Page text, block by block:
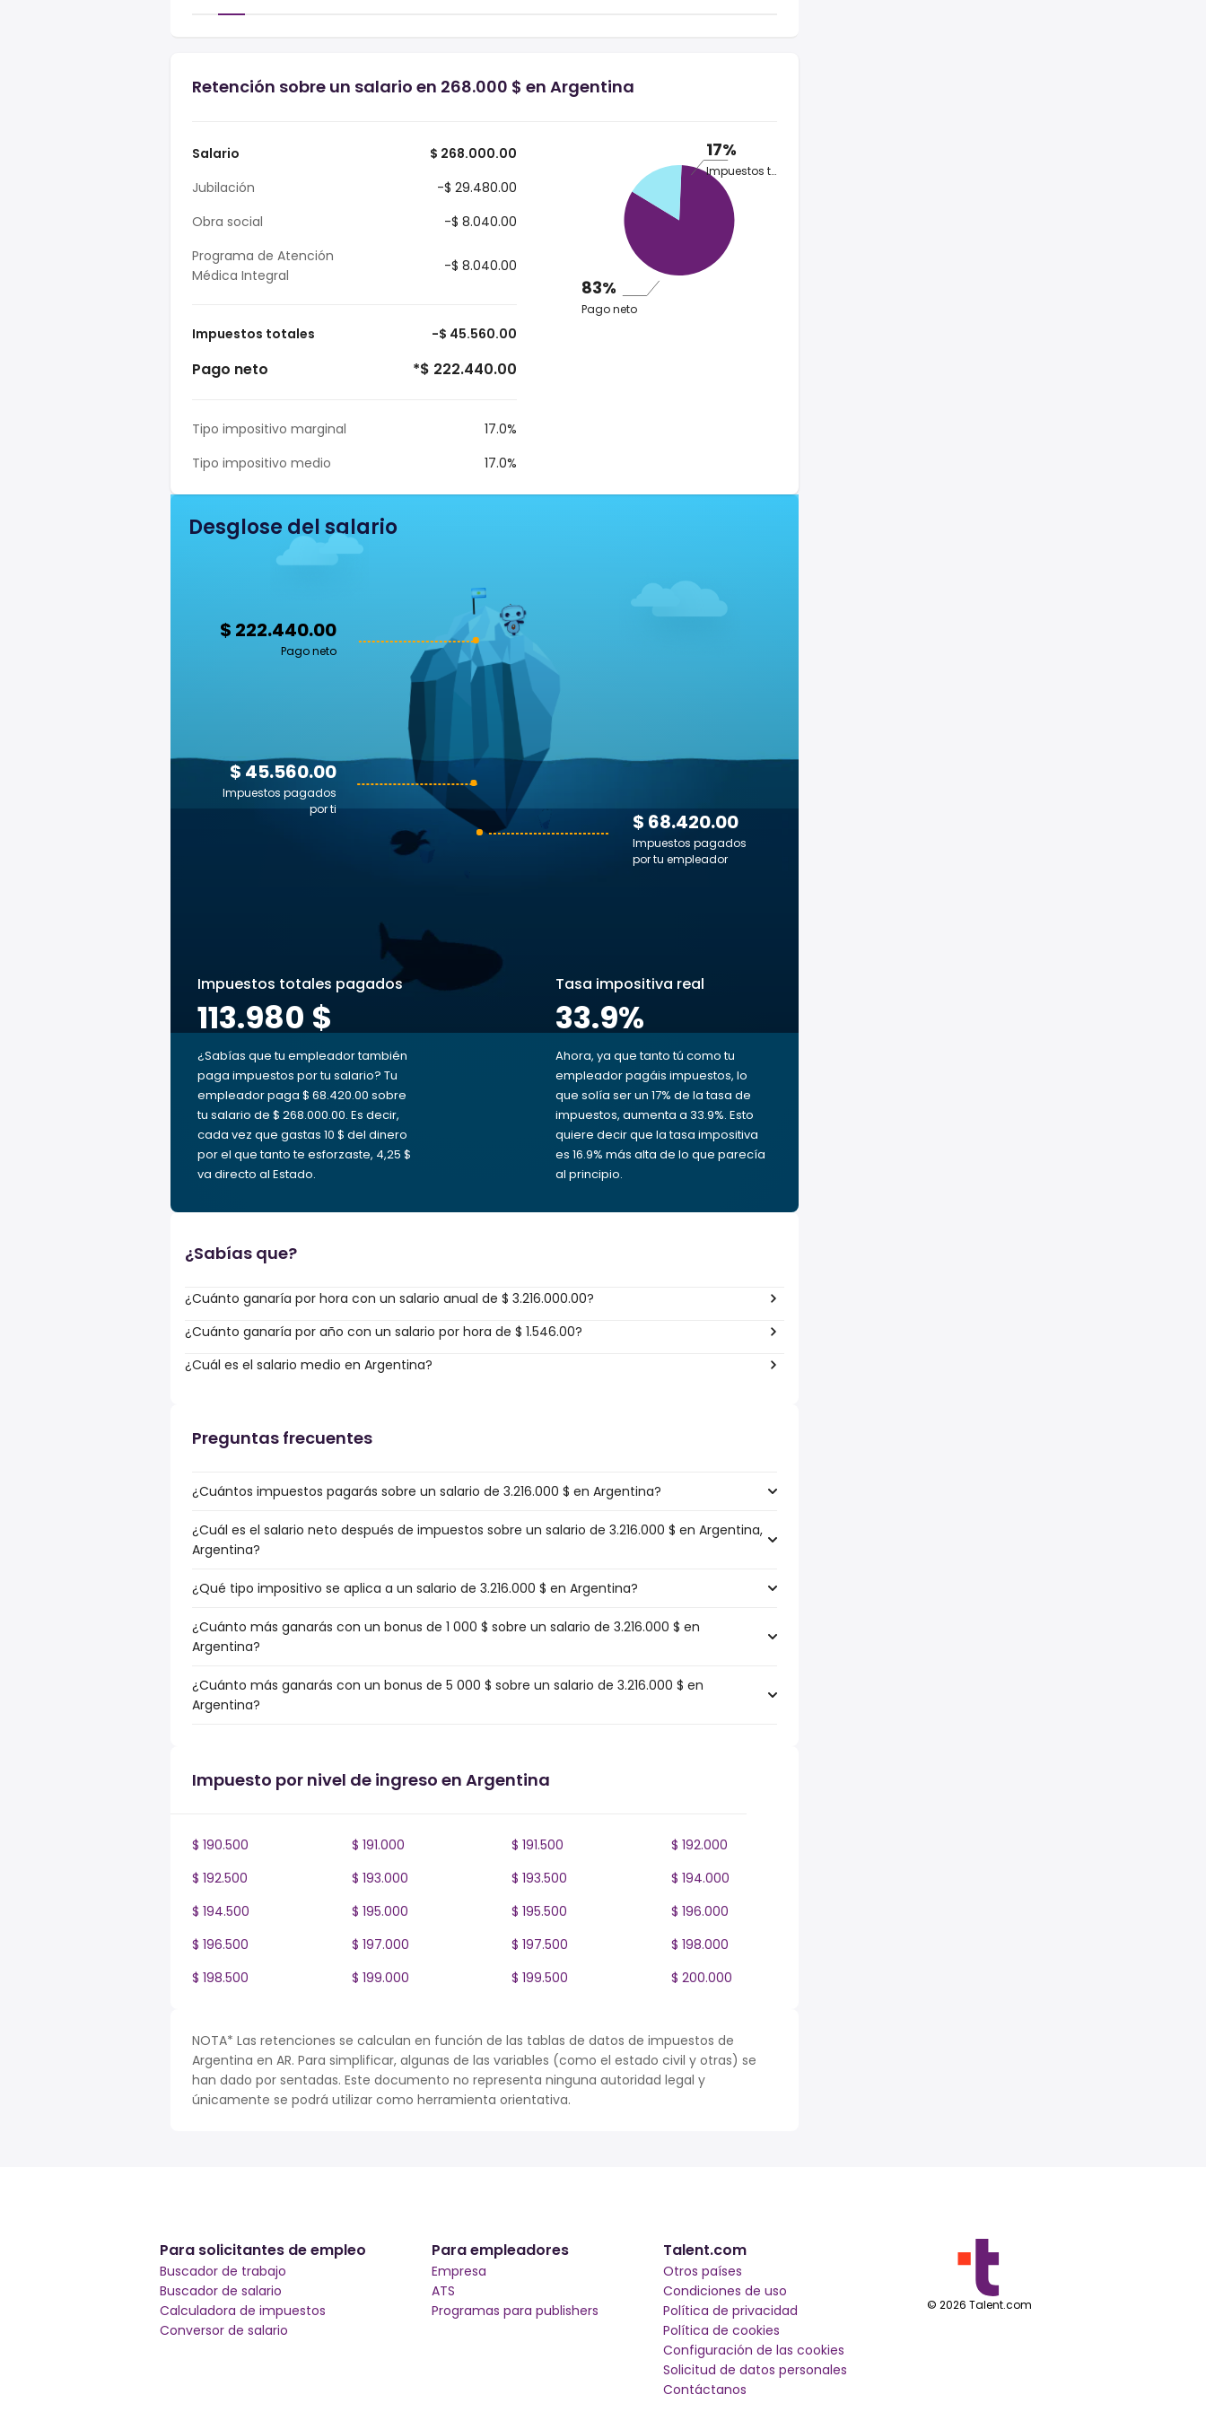
Retención sobre un salario en 268.000 $ en Argentina
Salario
$ 268.000.00
Jubilación
-$ 29.480.00
Obra social
-$ 8.040.00
Programa de Atención
Médica Integral
-$ 8.040.00
Impuestos totales -$ 45.560.00
Pago neto *$ 222.440.00
Tipo impositivo marginal
17.0%
Tipo impositivo medio
17.0%
17%
Impuestos totales
83%
Pago neto
Desglose del salario
$ 222.440.00
Pago neto
$ 68.420.00
Impuestos pagados
por tu empleador
$ 45.560.00
Impuestos pagados
por ti
Impuestos totales pagados
113.980 $
¿Sabías que tu empleador también
paga impuestos por tu salario? Tu
empleador paga $ 68.420.00 sobre
tu salario de $ 268.000.00. Es decir,
cada vez que gastas 10 $ del dinero
por el que tanto te esforzaste, 4,25 $
va directo al Estado.
Tasa impositiva real
33.9%
Ahora, ya que tanto tú como tu
empleador pagáis impuestos, lo
que solía ser un 17% de la tasa de
impuestos, aumenta a 33.9%. Esto
quiere decir que la tasa impositiva
es 16.9% más alta de lo que parecía
al principio.
¿Sabías que?
¿Cuánto ganaría por hora con un salario anual de $ 3.216.000.00?
¿Cuánto ganaría por año con un salario por hora de $ 1.546.00?
¿Cuál es el salario medio en Argentina?
Preguntas frecuentes
¿Cuántos impuestos pagarás sobre un salario de 3.216.000 $ en Argentina?
¿Cuál es el salario neto después de impuestos sobre un salario de 3.216.000 $ en Argentina,
Argentina?
¿Qué tipo impositivo se aplica a un salario de 3.216.000 $ en Argentina?
¿Cuánto más ganarás con un bonus de 1 000 $ sobre un salario de 3.216.000 $ en
Argentina?
¿Cuánto más ganarás con un bonus de 5 000 $ sobre un salario de 3.216.000 $ en
Argentina?
Impuesto por nivel de ingreso en Argentina
$ 190.500 $ 191.000 $ 191.500
$ 192.000
$ 192.500
$ 193.000 $ 193.500
$ 194.000
$ 194.500
$ 195.000 $ 195.500
$ 196.000
$ 196.500
$ 197.000 $ 197.500
$ 198.000
$ 198.500
$ 199.000 $ 199.500 $ 200.000
NOTA* Las retenciones se calculan en función de las tablas de datos de impuestos de
Argentina en AR. Para simplificar, algunas de las variables (como el estado civil y otras) se
han dado por sentadas. Este documento no representa ninguna autoridad legal y
únicamente se podrá utilizar como herramienta orientativa.
Para solicitantes de empleo
Buscador de trabajo
Buscador de salario
Calculadora de impuestos
Conversor de salario
Para empleadores
Empresa
ATS
Programas para publishers
Talent.com
Otros países
Condiciones de uso
Política de privacidad
Política de cookies
Configuración de las cookies
Solicitud de datos personales
Contáctanos
© 2026 Talent.com